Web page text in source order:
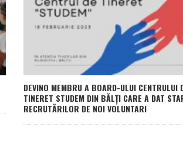
DEVINO MEMBRU A BOARD-ULUI CENTRULUI
TINERET STUDEM DIN BĂLȚI CARE A DAT
RECRUTĂRILOR DE NOI VOLUNTARI